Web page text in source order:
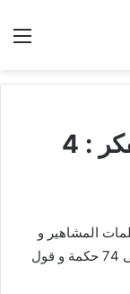
بحث
حكم و أقوال عن حرية الفكر : 4
المشاهير و
الحكماء قمنا بجمعها بعناية . تحتوي الصفحة على 74 حكمة و قول